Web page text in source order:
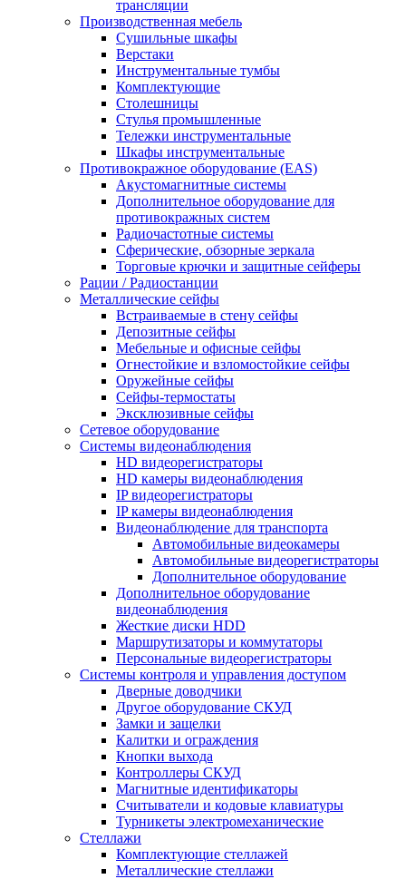
трансляции
Производственная мебель
Cушильные шкафы
Верстаки
Инструментальные тумбы
Комплектующие
Столешницы
Стулья промышленные
Тележки инструментальные
Шкафы инструментальные
Противокражное оборудование (EAS)
Акустомагнитные системы
Дополнительное оборудование для
противокражных систем
Радиочастотные системы
Сферические, обзорные зеркала
Торговые крючки и защитные сейферы
Рации / Радиостанции
Металлические сейфы
Встраиваемые в стену сейфы
Депозитные сейфы
Мебельные и офисные сейфы
Огнестойкие и взломостойкие сейфы
Оружейные сейфы
Сейфы-термостаты
Эксклюзивные сейфы
Сетевое оборудование
Системы видеонаблюдения
HD видеорегистраторы
HD камеры видеонаблюдения
IP видеорегистраторы
IP камеры видеонаблюдения
Видеонаблюдение для транспорта
Автомобильные видеокамеры
Автомобильные видеорегистраторы
Дополнительное оборудование
Дополнительное оборудование
видеонаблюдения
Жесткие диски HDD
Маршрутизаторы и коммутаторы
Персональные видеорегистраторы
Системы контроля и управления доступом
Дверные доводчики
Другое оборудование СКУД
Замки и защелки
Калитки и ограждения
Кнопки выхода
Контроллеры СКУД
Магнитные идентификаторы
Считыватели и кодовые клавиатуры
Турникеты электромеханические
Стеллажи
Комплектующие стеллажей
Металлические стеллажи